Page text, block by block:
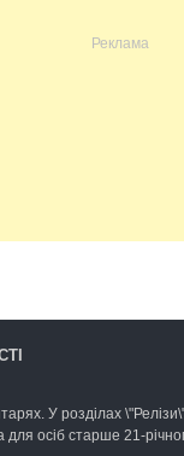
У розділах
осіб старше 21-